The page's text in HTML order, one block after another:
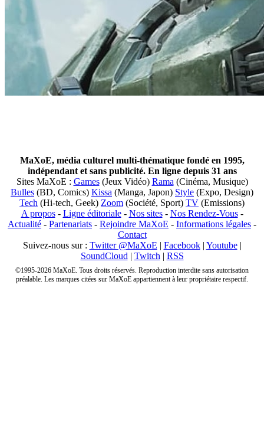
MaXoE, média culturel multi-thématique fondé en 1995,
indépendant et sans publicité. En ligne depuis 31 ans
Sites MaXoE : Games(Jeux Vidéo) Rama (Cinéma, Musique)
Bulles (BD, Comics) Kissa (Manga, Japon) Style (Expo, Design)
Tech (Hi-tech, Geek) Zoom (Société, Sport) TV (Emissions)
A propos- Ligne éditoriale- Nos sites- Nos Rendez-Vous-
Actualité - Partenariats - Rejoindre MaXoE - Informations légales -
Contact
Suivez-nous sur : Twitter @MaXoE | Facebook| Youtube|
SoundCloud | Twitch | RSS
©1995-2026 MaXoE. Tous droits réservés. Reproduction interdite sans autorisation
préalable. Les marques citées sur MaXoE appartiennent à leur propriétaire respectif.